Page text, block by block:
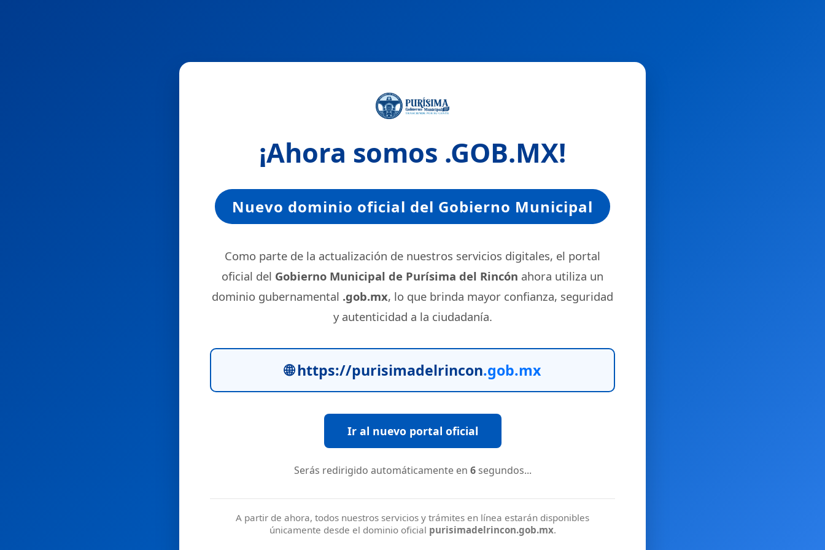
¡Ahora somos .GOB.MX!
Nuevo dominio oficial del Gobierno Municipal
Como parte de la actualización de nuestros servicios digitales, el portal
oficial del Gobierno Municipal de Purísima del Rincón ahora utiliza un
dominio gubernamental .gob.mx, lo que brinda mayor confianza, seguridad
y autenticidad a la ciudadanía.
🌐 https://purisimadelrincon.gob.mx
Ir al nuevo portal oficial
Serás redirigido automáticamente en 5segundos...
A partir de ahora, todos nuestros servicios y trámites en línea estarán disponibles
únicamente desde el dominio oficial purisimadelrincon.gob.mx.